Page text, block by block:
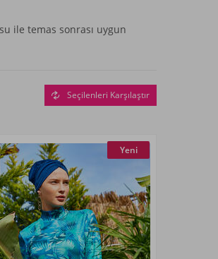
ile temas sonrası uygun
Seçilenleri Karşılaştır
Yeni